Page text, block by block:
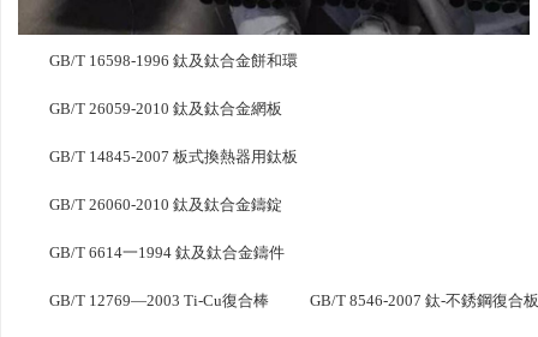
GB/T 16598-1996 鈦及鈦合金餅和環
GB/T 26059-2010 鈦及鈦合金網板
GB/T 14845-2007 板式換熱器用鈦板
GB/T 26060-2010 鈦及鈦合金鑄錠
GB/T 6614一1994 鈦及鈦合金鑄件
GB/T 12769—2003 Ti-Cu復合棒 GB/T 8546-2007 鈦-不銹鋼復合板